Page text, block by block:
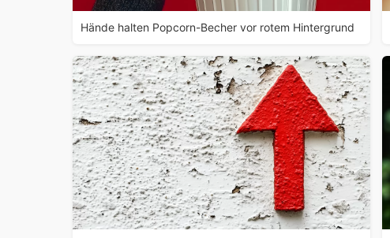
Hände halten Popcorn-Becher vor rotem Hintergrund